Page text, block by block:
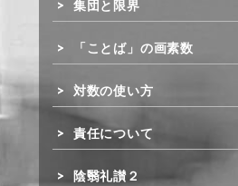
集団と限界
「ことば」の画素数
対数の使い方
責任について
陰翳礼讃２